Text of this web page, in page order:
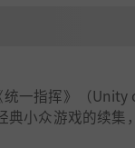
一指挥》（
小众游戏的续